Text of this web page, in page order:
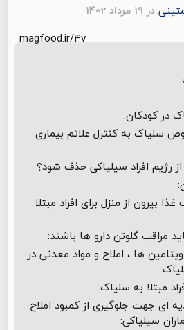
در 19 مرداد 1402
magfood.ir/4v
در کودکان:
سلیاک به کنترل علائم بیماری
رژیم افراد سیلیاکی حذف شود؟
بیرون از منزل برای افراد مبتلا
مراقب گلوتن دارو ها باشند:
ها ، املاح و مواد معدنی در
مبتلا به سلیاک:
ای جهت جلوگیری از کمبود املاح
سیلیاکی: